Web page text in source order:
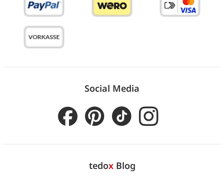
Social Media
tedoxBlog